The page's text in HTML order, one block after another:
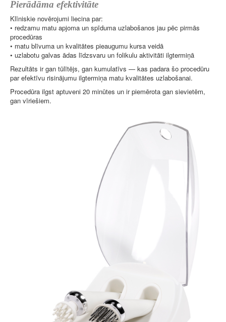
Pierādāma efektivitāte
Klīniskie novērojumi liecina par:
• redzamu matu apjoma un spīduma uzlabošanos jau pēc pirmās
procedūras
• matu blīvuma un kvalitātes pieaugumu kursa veidā
• uzlabotu galvas ādas līdzsvaru un folikulu aktivitāti ilgtermiņā
Rezultāts ir gan tūlītējs, gan kumulatīvs — kas padara šo procedūru
par efektīvu risinājumu ilgtermiņa matu kvalitātes uzlabošanai.
Procedūra ilgst aptuveni 20 minūtes un ir piemērota gan sievietēm,
gan vīriešiem.